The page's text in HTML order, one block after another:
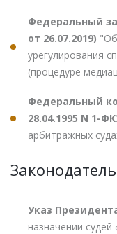
Федеральный
от 26.07.2019)
урегулирования
(процедуре
Федеральный
28.04.1995 N 1-
арбитражных
Указ
назначении